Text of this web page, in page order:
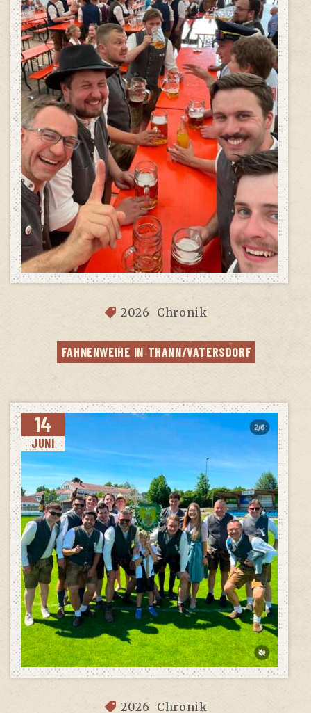
2026 Chronik
FAH­NEN­WEI­HE IN THANN/VATERSDORF
14
JUNI
2026 Chronik